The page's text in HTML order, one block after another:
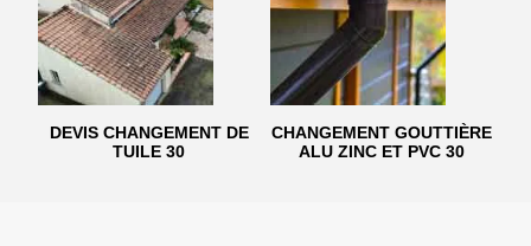
DEVIS CHANGEMENT DE
TUILE 30
CHANGEMENT GOUTTIÈRE
ALU ZINC ET PVC 30